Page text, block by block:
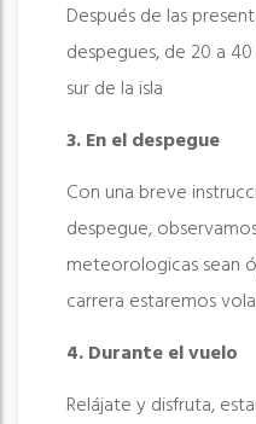
Después de las
despegues, de 20 a
sur de la isla
3. En el despegue
Con una breve
despegue,
meteorologicas sean
carrera estaremos
4. Durante el vuelo
Relájate y disfruta,